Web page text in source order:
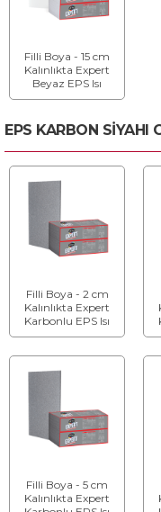
Filli Boya - 15 cm
Kalınlıkta Expert
Beyaz EPS Isı
Yalıtım Levhası
EPS KARBON SİYAHI
Filli Boya - 2 cm
Kalınlıkta Expert
Karbonlu EPS Isı
Yalıtım Levhası
Filli Boya - 5 cm
Kalınlıkta Expert